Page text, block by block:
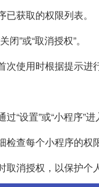
获取的权限列表。
”或“取消授权”。
使用时根据提示进
“设置”或“小程序”进
查每个小程序的权
消授权，以保护个